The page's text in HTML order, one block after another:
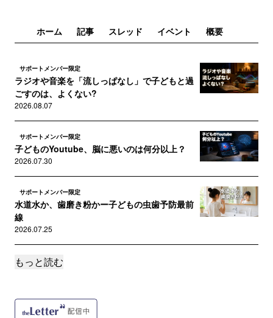
ホーム 記事 スレッド イベント 概要
サポートメンバー限定
ラジオや音楽を「流しっぱなし」で子どもと過
ごすのは、よくない?
2026.08.07
サポートメンバー限定
子どものYoutube、脳に悪いのは何分以上？
2026.07.30
サポートメンバー限定
水道水か、歯磨き粉かー子どもの虫歯予防最前
線
2026.07.25
サポートメンバー限定
2026.07.20
もっと読む